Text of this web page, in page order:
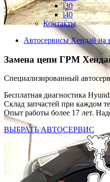
i30
i40
Контакты
Автосервисы Хендай на
Замена цепи ГРМ
Специализированный
Бесплатная диагностика
Склад запчастей при каждом
Опыт работы более 17 лет.
ВЫБРАТЬ АВТОСЕРВИС